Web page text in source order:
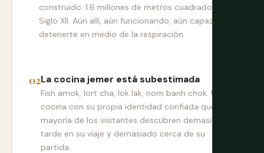
construido. 1.6 millones de metros cuadrados.
Siglo XII. Aún allí, aún funcionando, aún capaz de
detenerte en medio de la respiración.
La cocina jemer está subestimada
Fish amok, lort cha, lok lak, nom banh chok. Una
cocina con su propia identidad confiada que la
mayoría de los visitantes descubren demasiado
tarde en su viaje y demasiado cerca de su
partida.